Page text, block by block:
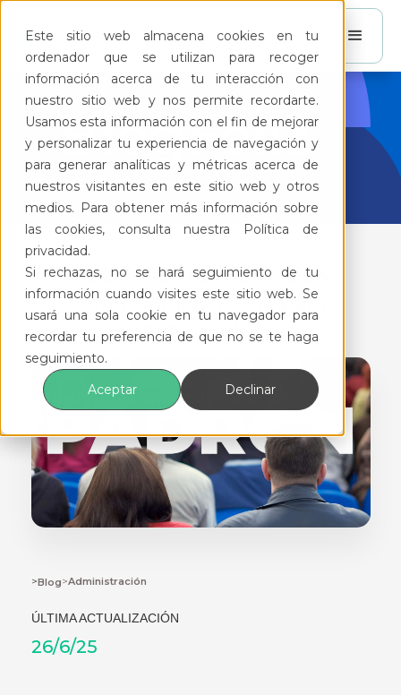
Este sitio web almacena cookies en tu
ordenador que se utilizan para recoger
información acerca de tu interacción con
nuestro sitio web y nos permite recordarte.
Usamos esta información con el fin de mejorar
y personalizar tu experiencia de navegación y
para generar analíticas y métricas acerca de
nuestros visitantes en este sitio web y otros
medios. Para obtener más información sobre
las cookies, consulta nuestra Política de
privacidad.
Si rechazas, no se hará seguimiento de tu
información cuando visites este sitio web. Se
usará una sola cookie en tu navegador para
recordar tu preferencia de que no se te haga
seguimiento.
Aceptar
Declinar
BlogFeliz
Padrón de residentes en
condominios | Guía para
administradores
>Blog>Administración
ÚLTIMA ACTUALIZACIÓN
26/6/25